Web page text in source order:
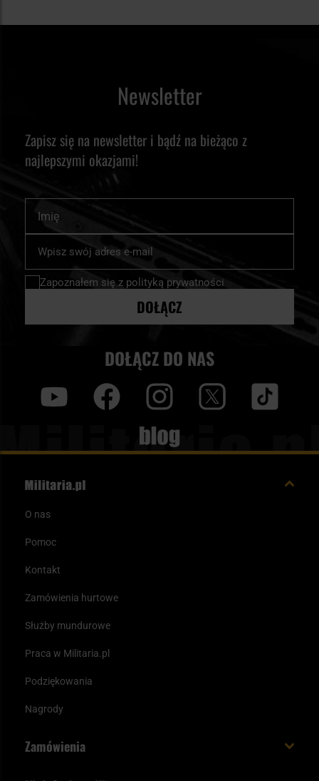
Newsletter
Zapisz się na newsletter i bądź na bieżąco z
najlepszymi okazjami!
nasz
newsletter:
Zapoznałem się z polityką prywatności
DOŁĄCZ
DOŁĄCZ DO NAS
Blog
O nas
Pomoc
Kontakt
Zamówienia hurtowe
Służby mundurowe
Praca w Militaria.pl
Podziękowania
Nagrody
Zamówienia